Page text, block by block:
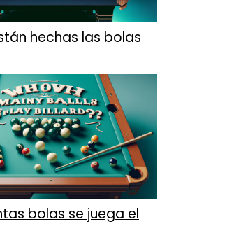
hechas las bolas
bolas se juega el